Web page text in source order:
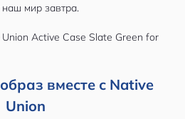
наш мир завтра.
вместе с Native
Union